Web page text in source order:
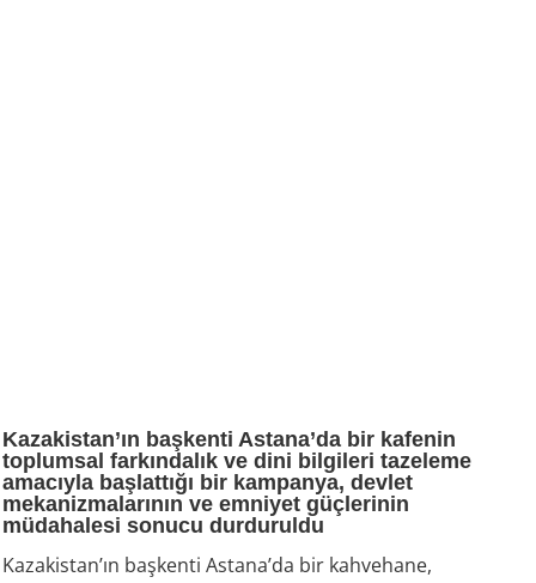
Kazakistan’ın başkenti Astana’da bir kafenin
toplumsal farkındalık ve dini bilgileri tazeleme
amacıyla başlattığı bir kampanya, devlet
mekanizmalarının ve emniyet güçlerinin
müdahalesi sonucu durduruldu
Kazakistan’ın başkenti Astana’da bir kahvehane,